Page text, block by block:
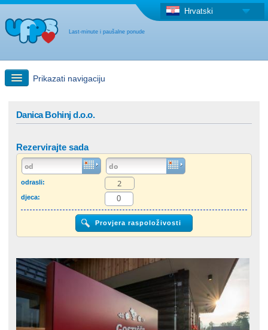
Last-minute i paušalne ponude
Hrvatski
Prikazati navigaciju
"Last Minute"ponuda + Paušalna ponuda
Druga država
Danica Bohinj d.o.o.
Rezervirajte sada
odrasli:
djeca: